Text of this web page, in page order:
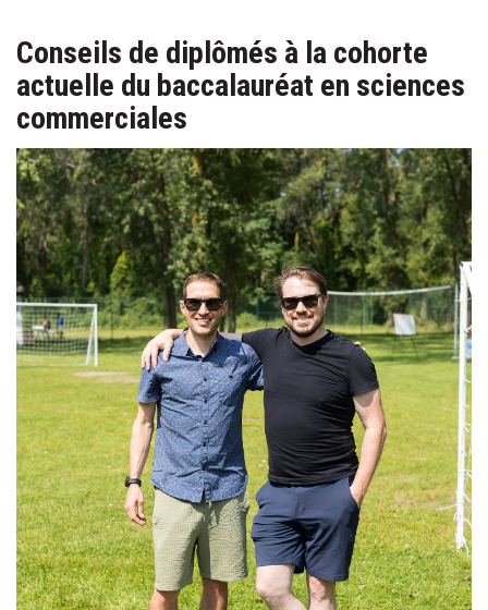
Conseils de diplômés à la cohorte
actuelle du baccalauréat en sciences
commerciales